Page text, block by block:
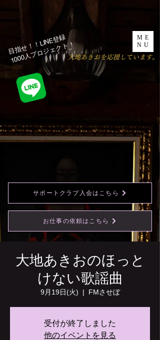
ME
NU
​大地あきおを応援しています。
目指せ！！LINE登録
1000人プロジェクト！​
お仕事の依頼はこちら
サポートクラブ入会はこちら
大地あきおのほっと
けない歌謡曲
9月19日(火)
  |
FMさせぼ
受付が終了しました
他のイベントを見る